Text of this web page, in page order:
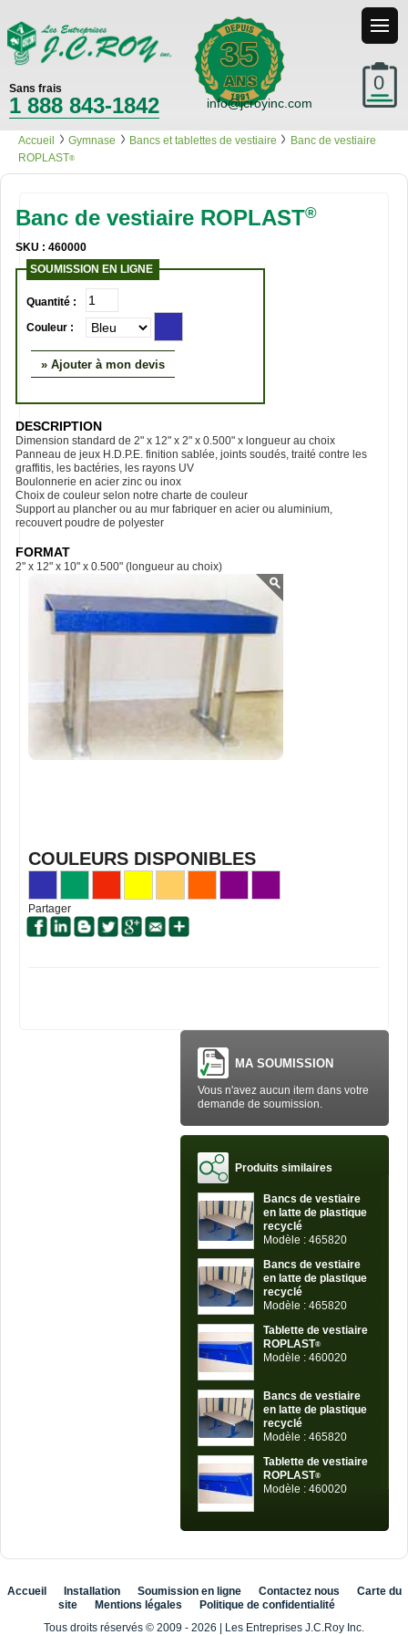
35
0
Sans frais
1 888 843-1842 info@jcroyinc.com
Accueil Gymnase Bancs et tablettes de vestiaire
Banc de vestiaire
ROPLAST®
Banc de vestiaire ROPLAST®
SKU : 460000
SOUMISSION EN LIGNE
Quantité :
Couleur :
» Ajouter à mon devis
DESCRIPTION
Dimension standard de 2" x 12" x 2" x 0.500" x longueur au choix
Panneau de jeux H.D.P.E. finition sablée, joints soudés, traité contre les
graffitis, les bactéries, les rayons UV
Boulonnerie en acier zinc ou inox
Choix de couleur selon notre charte de couleur
Support au plancher ou au mur fabriquer en acier ou aluminium,
recouvert poudre de polyester
FORMAT
2" x 12" x 10" x 0.500" (longueur au choix)
COULEURS DISPONIBLES
Partager
MA SOUMISSION
Vous n'avez aucun item dans votre
demande de soumission.
Produits similaires
Bancs de vestiaire
en latte de plastique
recyclé
Modèle : 465820
Bancs de vestiaire
en latte de plastique
recyclé
Modèle : 465820
Tablette de vestiaire
ROPLAST®
Modèle : 460020
Bancs de vestiaire
en latte de plastique
recyclé
Modèle : 465820
Tablette de vestiaire
ROPLAST®
Modèle : 460020
Accueil Installation Soumission en ligne Contactez nous
Carte du
site
Mentions légales
Politique de confidentialité
Tous droits réservés © 2009 - 2026
Les Entreprises J.C.Roy Inc.